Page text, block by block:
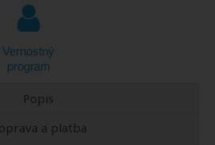
Vernostný
program
Popis
a platba